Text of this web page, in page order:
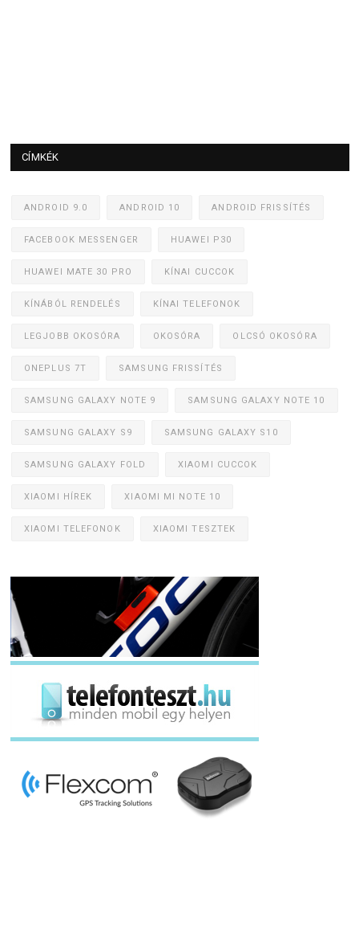
CÍMKÉK
ANDROID 9.0 ANDROID 10 ANDROID FRISSÍTÉS
FACEBOOK MESSENGER HUAWEI P30
HUAWEI MATE 30 PRO KÍNAI CUCCOK
KÍNÁBÓL RENDELÉS KÍNAI TELEFONOK
LEGJOBB OKOSÓRA OKOSÓRA OLCSÓ OKOSÓRA
ONEPLUS 7T SAMSUNG FRISSÍTÉS
SAMSUNG GALAXY NOTE 9 SAMSUNG GALAXY NOTE 10
SAMSUNG GALAXY S9 SAMSUNG GALAXY S10
SAMSUNG GALAXY FOLD XIAOMI CUCCOK
XIAOMI HÍREK XIAOMI MI NOTE 10
XIAOMI TELEFONOK XIAOMI TESZTEK